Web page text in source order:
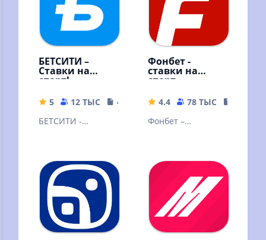
БЕТСИТИ –
Ставки на
спорт!
5 12 ТЫС
49.73 MB
БЕТСИТИ -
Фонбет -
ставки на
спорт
4.4 78 ТЫС
Фонбет –
букмекер дарит
бонус 3000р всем
новым клиентам!